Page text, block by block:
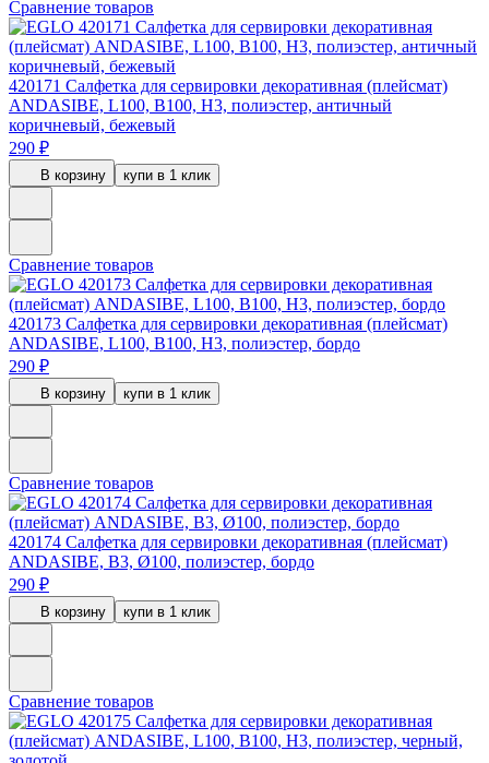
Сравнение товаров
420171 Салфетка для сервировки декоративная (плейсмат)
ANDASIBE, L100, B100, H3, полиэстер, античный
коричневый, бежевый
290 ₽
В корзину купи в 1 клик
Сравнение товаров
420173 Салфетка для сервировки декоративная (плейсмат)
ANDASIBE, L100, B100, H3, полиэстер, бордо
290 ₽
В корзину купи в 1 клик
Сравнение товаров
420174 Салфетка для сервировки декоративная (плейсмат)
ANDASIBE, B3, Ø100, полиэстер, бордо
290 ₽
В корзину купи в 1 клик
Сравнение товаров